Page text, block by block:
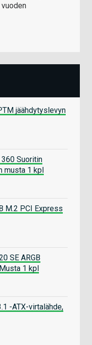
jäähdytyslevyn
Suoritin
musta 1 kpl
M.2 PCI Express
SE ARGB
1 kpl
-ATX-virtalähde,